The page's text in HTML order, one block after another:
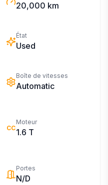
20,000 km
État
Used
Boîte de vitesses
Automatic
CC
Moteur
1.6 T
Portes
N/D